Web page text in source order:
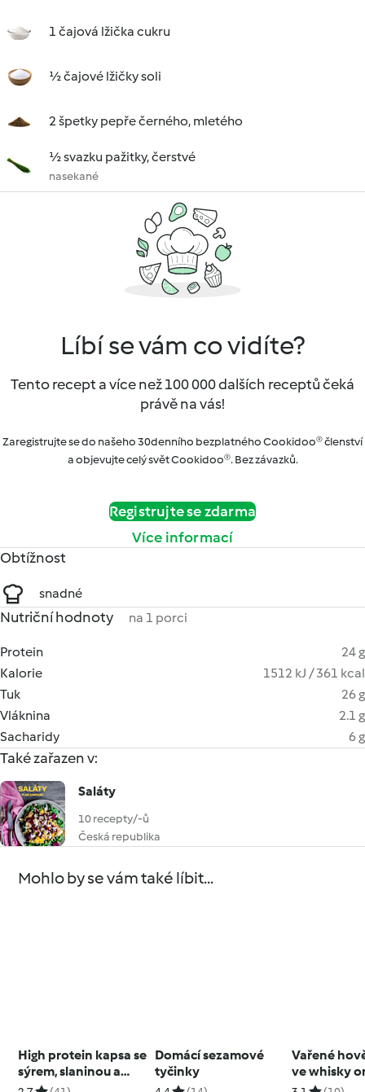
1 čajová lžička cukru
½ čajové lžičky soli
2 špetky pepře černého, mletého
½ svazku pažitky, čerstvé
nasekané
Líbí se vám co vidíte?
Tento recept a více než 100 000 dalších receptů čeká
právě na vás!
Zaregistrujte se do našeho 30denního bezplatného Cookidoo® členství
a objevujte celý svět Cookidoo®. Bez závazků.
Registrujte se zdarma
Více informací
Obtížnost
snadné
Nutriční hodnoty na 1 porci
Protein
24 g
Kalorie
1512 kJ / 361 kcal
Tuk
26 g
Vláknina
2.1 g
Sacharidy
6 g
Také zařazen v:
Saláty
10 recepty/-ů
Česká republika
Mohlo by se vám také líbit...
High protein kapsa se
sýrem, slaninou a
míchanými vejci
Domácí sezamové
tyčinky
Vařené
ve whisky